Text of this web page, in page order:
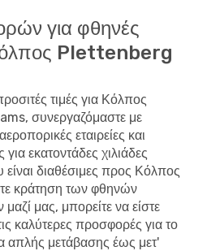
για φθηνές
Plettenberg
τιμές για Κόλπος
συνεργαζόμαστε με
εταιρείες και
εκατοντάδες χιλιάδες
διαθέσιμες προς Κόλπος
κράτηση των φθηνών
μας, μπορείτε να είστε
καλύτερες προσφορές για το
απλής μετάβασης έως μετ'